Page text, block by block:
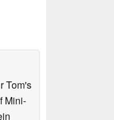
Tom's
Mini-